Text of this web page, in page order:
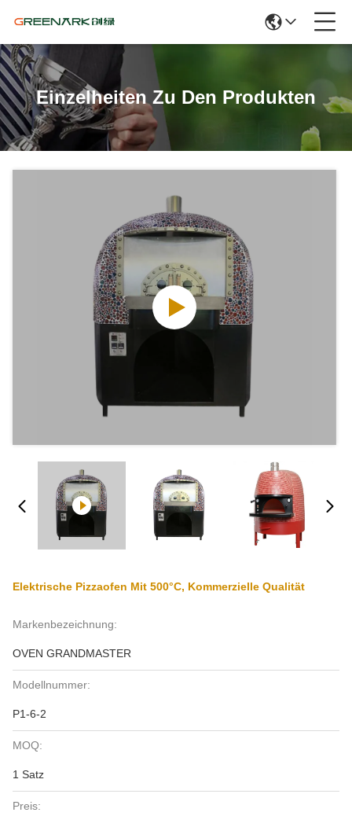
Einzelheiten Zu Den Produkten
Elektrische Pizzaofen Mit 500°C, Kommerzielle Qualität
Markenbezeichnung:
OVEN GRANDMASTER
Modellnummer:
P1-6-2
MOQ:
1 Satz
Preis: